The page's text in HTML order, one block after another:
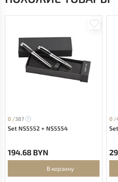
0 /387
Set NS5552 + NS5554
194.68 BYN
В корзину
0 /